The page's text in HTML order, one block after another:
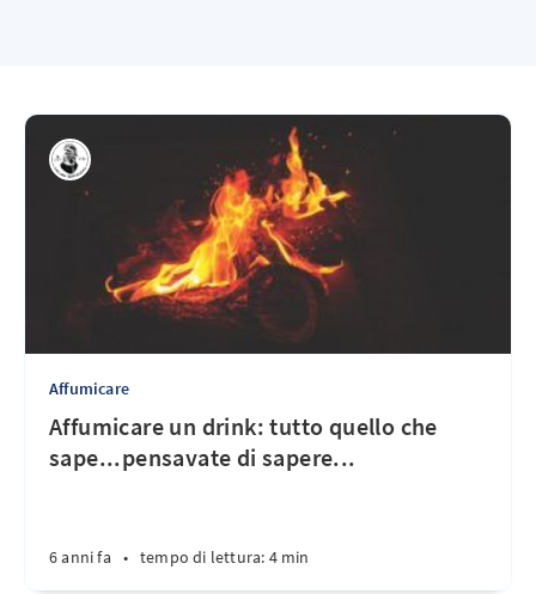
Affumicare
Affumicare un drink: tutto quello che
sape...pensavate di sapere...
6 anni fa • tempo di lettura: 4 min